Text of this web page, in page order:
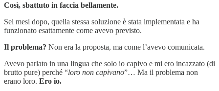
Così, sbattuto in faccia bellamente.
Sei mesi dopo, quella stessa soluzione è stata implementata e ha
funzionato esattamente come avevo previsto.
Il problema? Non era la proposta, ma come l’avevo comunicata.
Avevo parlato in una lingua che solo io capivo e mi ero incazzato (di
brutto pure) perché “loro non capivano”… Ma il problema non
erano loro. Ero io.